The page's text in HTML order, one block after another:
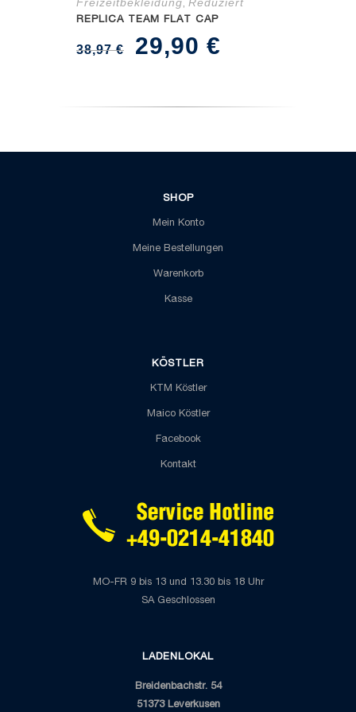
,
REPLICA TEAM FLAT CAP
38,97€
Ursprünglicher
38,97 €
29,90 €
29,90 €.
SHOP
Mein Konto
Meine Bestellungen
Warenkorb
Kasse
KÖSTLER
KTM Köstler
Maico Köstler
Facebook
Kontakt
MO-FR 9 bis 13 und 13.30 bis 18 Uhr
SA Geschlossen
LADENLOKAL
Breidenbachstr. 54
51373 Leverkusen